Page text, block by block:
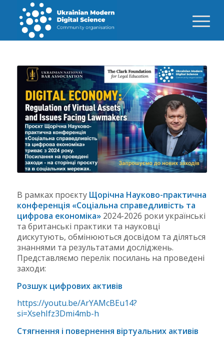
В рамках проєкту Щорічна Науково-практична
конференція «Соціальна справедливість та
цифрова економіка»2024-2026 роки українські
та британські практики та науковці
дискутують, обмінюються досвідом та діляться
знаннями та результатами досліджень.
Представляємо перелік посилань на проведені
заходи:
Розшук цифрових активів
https://youtu.be/ArYAMcBEu14?
si=XsehIfz3Dmi4mb-h
Стягнення і повернення віртуальних активів